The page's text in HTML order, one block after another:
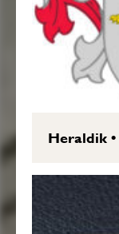
Heraldik•